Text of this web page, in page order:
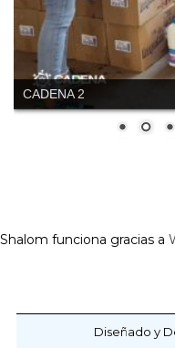
CADENA 2
Shalom funciona gracias a
Diseñado y